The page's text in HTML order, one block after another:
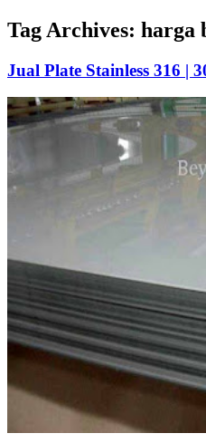
Tag Archives: harga
Jual Plate Stainless 316 |